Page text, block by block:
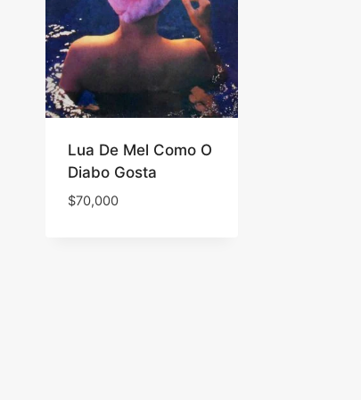
Lua De Mel Como O
Diabo Gosta
$70,000